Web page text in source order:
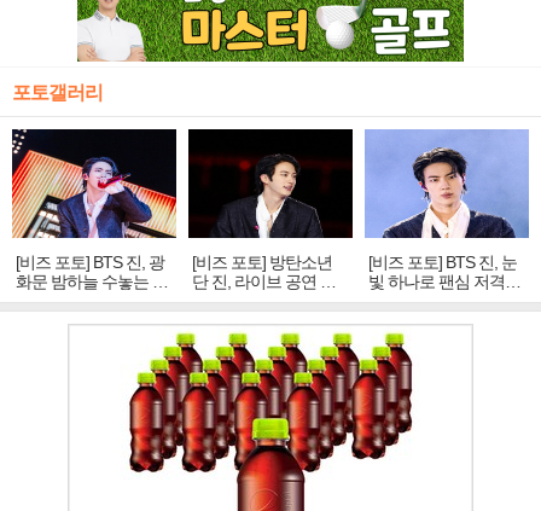
포토갤러리
[비즈 포토] BTS 진, 광
화문 밤하늘 수놓는 '비
주얼 킹'의 열창
[비즈 포토] 방탄소년
단 진, 라이브 공연 중
빛나는 독보적 아우라
[비즈 포토] BTS 진, 눈
빛 하나로 팬심 저격…
독보적 카리스마